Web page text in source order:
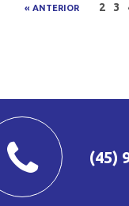
« ANTERIOR 2 3
(45)